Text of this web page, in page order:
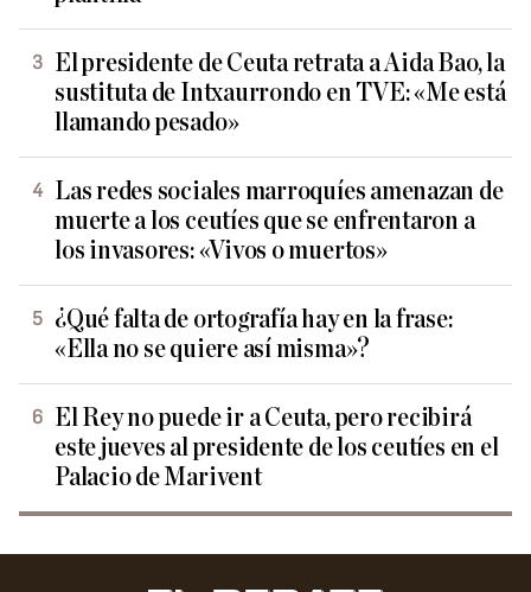
El presidente de Ceuta retrata a Aida Bao, la
sustituta de Intxaurrondo en TVE: «Me está
llamando pesado»
Las redes sociales marroquíes amenazan de
muerte a los ceutíes que se enfrentaron a
los invasores: «Vivos o muertos»
¿Qué falta de ortografía hay en la frase:
«Ella no se quiere así misma»?
El Rey no puede ir a Ceuta, pero recibirá
este jueves al presidente de los ceutíes en el
Palacio de Marivent